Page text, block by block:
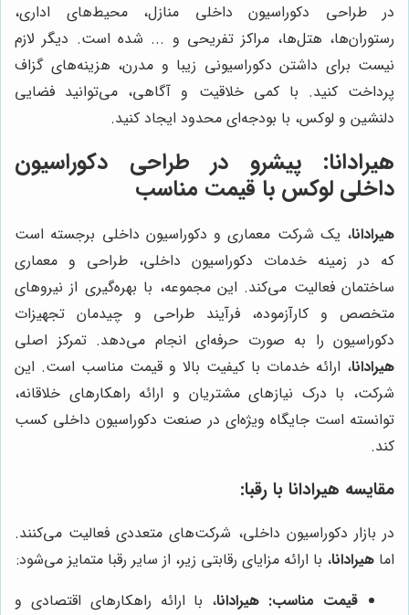
در طراحی دکوراسیون داخلی منازل، محیط‌های اداری،
رستوران‌ها، هتل‌ها، مراکز تفریحی و ... شده است. دیگر لازم
نیست برای داشتن دکوراسیونی زیبا و مدرن، هزینه‌های گزاف
پرداخت کنید. با کمی خلاقیت و آگاهی، می‌توانید فضایی
دلنشین و لوکس، با بودجه‌ای محدود ایجاد کنید.
هیرادانا: پیشرو در طراحی دکوراسیون
داخلی لوکس با قیمت مناسب
هیرادانا، یک شرکت معماری و دکوراسیون داخلی برجسته است
که در زمینه خدمات دکوراسیون داخلی، طراحی و معماری
ساختمان فعالیت می‌کند. این مجموعه، با بهره‌گیری از نیروهای
متخصص و کارآزموده، فرآیند طراحی و چیدمان تجهیزات
دکوراسیون را به صورت حرفه‌ای انجام می‌دهد. تمرکز اصلی
هیرادانا، ارائه خدمات با کیفیت بالا و قیمت مناسب است. این
شرکت، با درک نیازهای مشتریان و ارائه راهکارهای خلاقانه،
توانسته است جایگاه ویژه‌ای در صنعت دکوراسیون داخلی کسب
کند.
مقایسه هیرادانا با رقبا:
در بازار دکوراسیون داخلی، شرکت‌های متعددی فعالیت می‌کنند.
اما هیرادانا، با ارائه مزایای رقابتی زیر، از سایر رقبا متمایز می‌شود:
قیمت مناسب: هیرادانا، با ارائه راهکارهای اقتصادی و